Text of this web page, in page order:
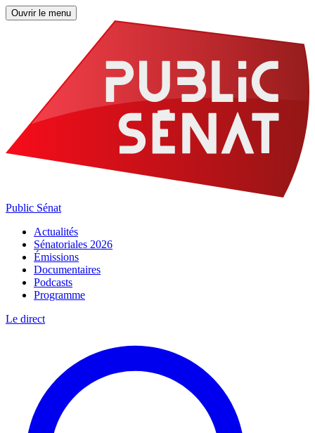
Ouvrir le menu
Public Sénat
Actualités
Sénatoriales 2026
Émissions
Documentaires
Podcasts
Programme
Le direct